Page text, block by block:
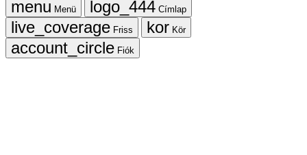
Menü
Címlap
Friss
Kör
Fiók